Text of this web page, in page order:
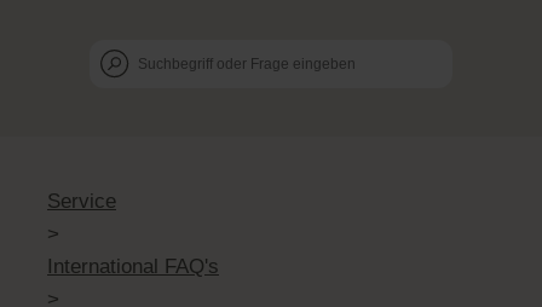
Service
>
International FAQ's
>